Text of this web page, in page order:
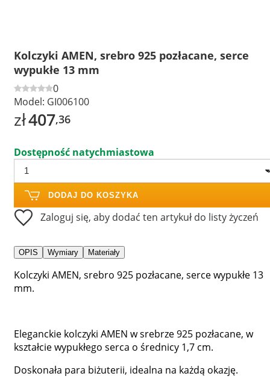
Kolczyki AMEN, srebro 925 pozłacane, serce
wypukłe 13 mm
0
Model: GI006100
zł407,36
Dostępność natychmiastowa
DODAJ DO KOSZYKA
Zaloguj się, aby dodać ten artykuł do listy życzeń
OPIS Wymiary Materiały
Kolczyki AMEN, srebro 925 pozłacane, serce wypukłe 13
mm.
Eleganckie kolczyki AMEN w srebrze 925 pozłacane, w
kształcie wypukłego serca o średnicy 1,7 cm.
Doskonała para biżuterii, idealna na każdą okazję.